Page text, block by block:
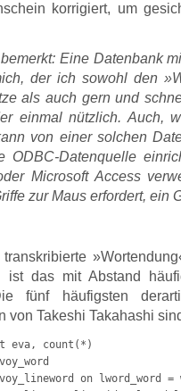
korrigiert, um
Eine Datenbank
der ich sowohl den
als auch gern und
einmal nützlich. Auch,
von einer solchen
ODBC-Datenquelle
Microsoft Access
zur Maus erfordert, ein
ist das mit Abstand
fünf häufigsten
von Takeshi Takahashi
eva, count(*)
on lword_word =